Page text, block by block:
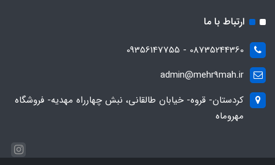
ارتباط با ما
08735244360 - 09356147755
admin@mehr9mah.ir
کردستان- قروه- خیابان طالقانی، نبش چهارراه مهدیه- فروشگاه
مهروماه